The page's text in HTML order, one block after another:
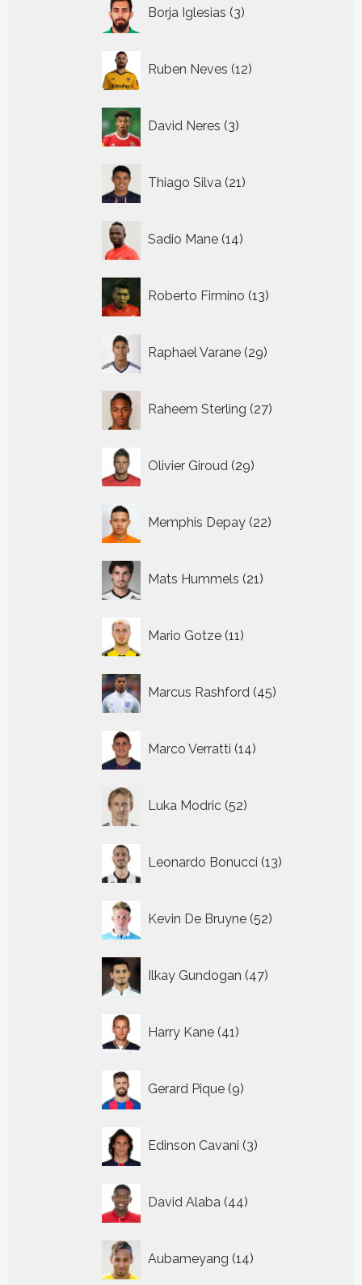
Borja Iglesias 3
producten
Ruben Neves 12
producten
David Neres 3
producten
Thiago Silva 21
producten
Sadio Mane 14
producten
Roberto Firmino 13
producten
Raphael Varane 29
producten
Raheem Sterling 27
producten
Olivier Giroud 29
producten
Memphis Depay 22
producten
Mats Hummels 21
producten
Mario Gotze 11
producten
Marcus Rashford 45
producten
Marco Verratti 14
producten
Luka Modric 52
producten
Leonardo Bonucci 13
producten
Kevin De Bruyne 52
producten
Ilkay Gundogan 47
producten
Harry Kane 41
producten
Gerard Pique 9
producten
Edinson Cavani 3
producten
David Alaba 44
producten
Aubameyang 14
producten